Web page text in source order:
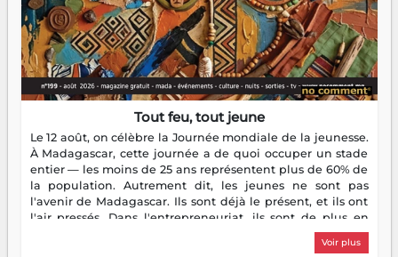
Tout feu, tout jeune
Le 12 août, on célèbre la Journée mondiale de la jeunesse.
À Madagascar, cette journée a de quoi occuper un stade
entier — les moins de 25 ans représentent plus de 60% de
la population. Autrement dit, les jeunes ne sont pas
l'avenir de Madagascar. Ils sont déjà le présent, et ils ont
l'air pressés. Dans l'entrepreneuriat, ils sont de plus en
plus nombreux à se lancer, à créer, à risquer — souvent
sans filet, souvent sans aide, mais toujours avec cette
Voir plus